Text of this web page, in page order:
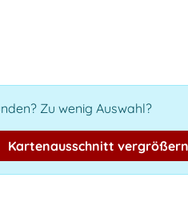
Zu wenig Auswahl?
Kartenausschnitt vergrößern